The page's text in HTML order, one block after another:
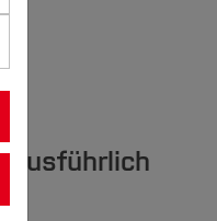
ausführlich